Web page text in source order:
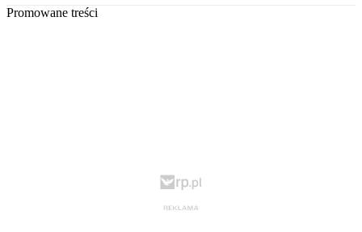
Promowane treści